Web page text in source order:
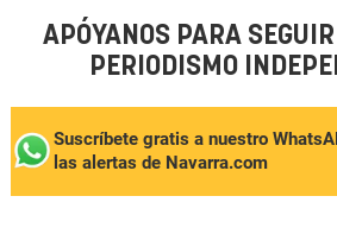
APÓYANOS PARA
PERIODISMO
Suscríbete gratis a nuestro
las alertas de Navarra.com